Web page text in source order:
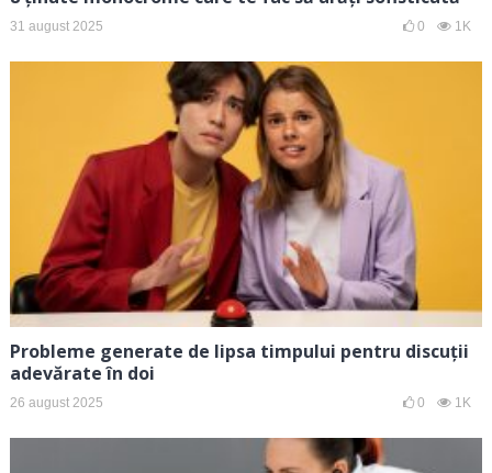
31 august 2025 0 1K
Probleme generate de lipsa timpului pentru discuții
adevărate în doi
26 august 2025 0 1K